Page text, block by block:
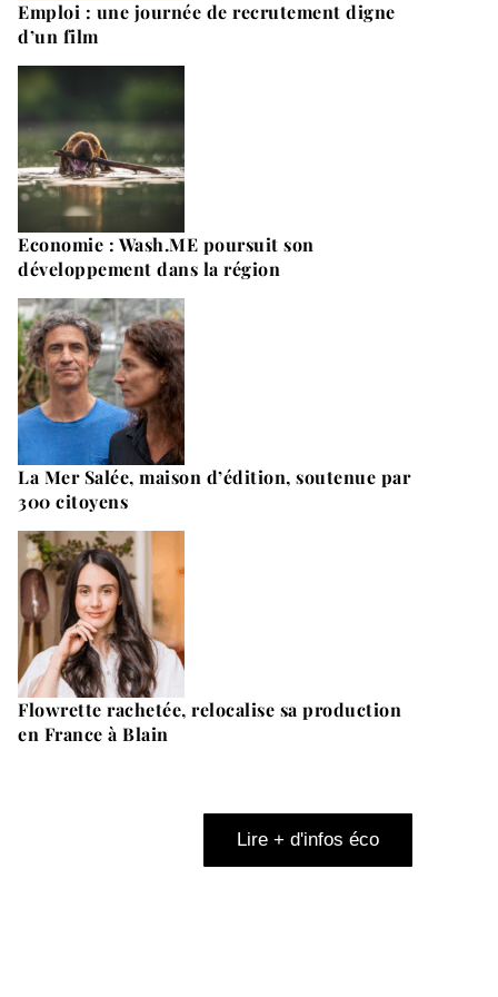
Emploi : une journée de recrutement digne
d’un film
Economie : Wash.ME poursuit son
développement dans la région
La Mer Salée, maison d’édition, soutenue par
300 citoyens
Flowrette rachetée, relocalise sa production
en France à Blain
Lire + d'infos éco